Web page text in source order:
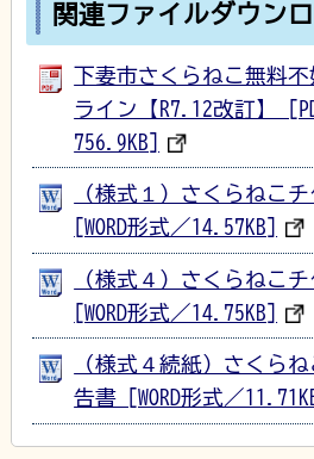
関連ファイルダウン
下妻市さくらねこ無料
ライン【R7.12改訂】
756.9KB]
（様式１）さくらねこ
[WORD形式／14.57KB]
（様式４）さくらねこ
[WORD形式／14.75KB]
（様式４続紙）さくら
告書 [WORD形式／